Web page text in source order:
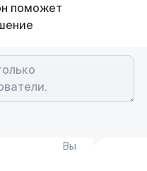
поможет
Вы